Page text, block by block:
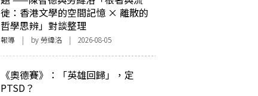
徙：香港文學的空間記憶 × 離散的
哲學思辨」對談整理
報導 | by 勞緯洛 | 2026-08-05
《奧德賽》：「英雄回歸」，定
PTSD？